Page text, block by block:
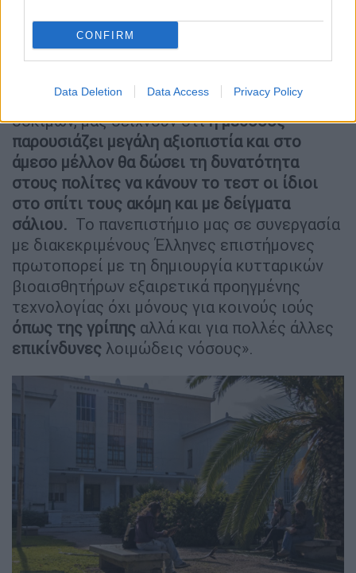
CONFIRM
Data Deletion Data Access Privacy Policy
Όπως τονίζειο πρύτανης του Γεωπονικού
πανεπιστημίουΑθήνας και διευθυντής του
Εργαστηρίου Κυτταρικής Τεχνολογίας του
Κίντζιος «τα αποτελέσματα των κλινικών
δοκιμών, μας δείχνουν ότιη μέθοδος
παρουσιάζει μεγάλη αξιοπιστία και στο
άμεσο μέλλον θα δώσει τη δυνατότητα
στους πολίτες να κάνουν το τεστ οι ίδιοι
στο σπίτι τους ακόμη και με δείγματα
σάλιου. Το πανεπιστήμιο μας σε συνεργασία
με διακεκριμένους Έλληνες επιστήμονες
πρωτοπορεί με τη δημιουργία κυτταρικών
βιοαισθητήρων εξαιρετικά προηγμένης
τεχνολογίας όχι μόνους για κοινούς ιούς
όπως της γρίπης αλλά και για πολλές άλλες
επικίνδυνες λοιμώδεις νόσους».